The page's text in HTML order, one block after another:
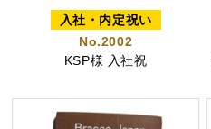
特定商取引法に基づく表記
入社・内定祝い
No.2002
KSP様 入社祝